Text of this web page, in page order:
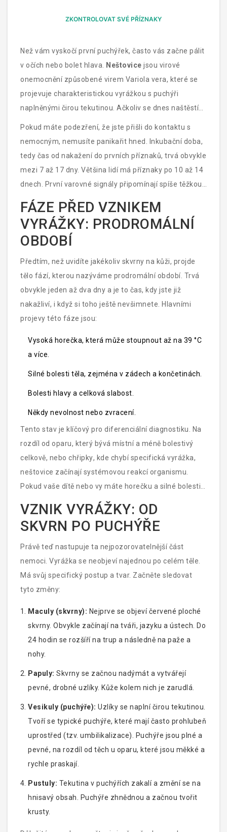
ZKONTROLOVAT SVÉ PŘÍZNAKY
Než vám vyskočí první puchýřek, často vás začne pálit
v očích nebo bolet hlava.
Neštovice jsou virové
onemocnění způsobené virem Variola vera, které se
projevuje charakteristickou vyrážkou s puchýři
naplněnými čirou tekutinou . Ačkoliv se dnes naštěstí
Pokud máte podezření, že jste přišli do kontaktu s
nemocným, nemusíte panikařit hned. Inkubační doba,
tedy čas od nakažení do prvních příznaků, trvá obvykle
mezi 7 až 17 dny. Většina lidí má příznaky po 10 až 14
dnech. První varovné signály připomínají spíše těžkou
chřipku než kožní onemocnění. To je důvod, proč lidé
často nevědí, co se děje, dokud se neobjeví typická
vyrážka.
FÁZE PŘED VZNIKEM
VYRÁŽKY: PRODROMÁLNÍ
OBDOBÍ
Předtím, než uvidíte jakékoliv skvrny na kůži, projde
tělo fází, kterou nazýváme prodromální období. Trvá
obvykle jeden až dva dny a je to čas, kdy jste již
nakažliví, i když si toho ještě nevšimnete. Hlavními
projevy této fáze jsou:
Vysoká horečka, která může stoupnout až na 39 °C
a více.
Silné bolesti těla, zejména v zádech a končetinách.
Bolesti hlavy a celková slabost.
Někdy nevolnost nebo zvracení.
Tento stav je klíčový pro diferenciální diagnostiku. Na
rozdíl od oparu, který bývá místní a méně bolestivý
celkově, nebo chřipky, kde chybí specifická vyrážka,
neštovice začínají systémovou reakcí organismu.
Pokud vaše dítě nebo vy máte horečku a silné bolesti
zad bez známek nachlazení, mějte na paměti
možnost virového původu.
VZNIK VYRÁŽKY: OD
SKVRN PO PUCHÝŘE
Právě teď nastupuje ta nejpozorovatelnější část
nemoci. Vyrážka se neobjeví najednou po celém těle.
Má svůj specifický postup a tvar. Začněte sledovat
tyto změny:
Maculy (skvrny): Nejprve se objeví červené ploché
skvrny. Obvykle začínají na tváři, jazyku a ústech. Do
24 hodin se rozšíří na trup a následně na paže a
nohy.
Papuly: Skvrny se začnou nadýmát a vytvářejí
pevné, drobné uzlíky. Kůže kolem nich je zarudlá.
Vesikuly (puchýře): Uzlíky se naplní čirou tekutinou.
Tvoří se typické puchýře, které mají často prohlubeň
uprostřed (tzv. umbilikalizace). Puchýře jsou plné a
pevné, na rozdíl od těch u oparu, které jsou měkké a
rychle praskají.
Pustuly: Tekutina v puchýřích zakalí a změní se na
hnisavý obsah. Puchýře zhnědnou a začnou tvořit
krusty.